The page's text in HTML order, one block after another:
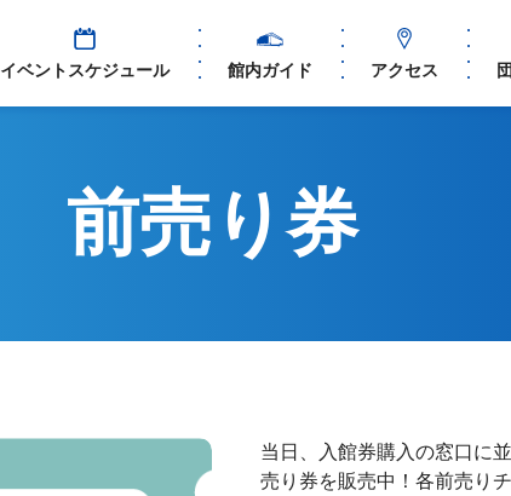
イベントスケジュール 館内ガイド アクセス
前売り券
当日、入館券購入の窓口に
売り券を販売中！各前売り